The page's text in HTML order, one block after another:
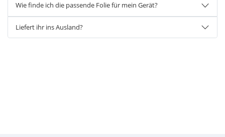
Wie finde ich die passende Folie für mein Gerät?
Liefert ihr ins Ausland?